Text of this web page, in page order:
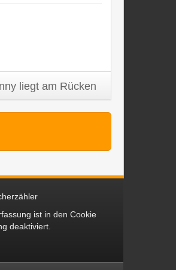
ist in den Cookie
deaktiviert.